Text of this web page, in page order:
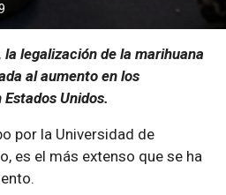
la legalización de la marihuana
al aumento en los
Unidos.
por la Universidad de
es el más extenso que se ha